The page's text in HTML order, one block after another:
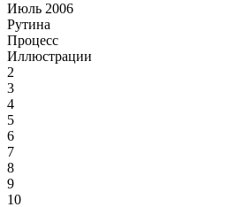
Июль 2006
Рутина
Процесс
Иллюстрации
2
3
4
5
6
7
8
9
10